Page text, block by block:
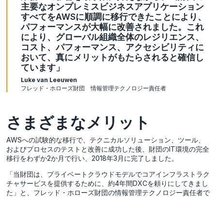
主要なオンプレミスビジネスアプリケーション
すべてをAWSに順調に移行できたことにより、
パフォーマンスが大幅に改善されました。これ
により、グローバル組織全体のレジリエンス、
コスト、パフォーマンス、アクセシビリティに
おいて、真にメリットがもたらされると確信し
ています」
Luke van Leeuwen
フレッド・ホローズ財団 情報管理テクノロジー責任者
さまざまなメリット
AWSへの試験的な移行で、テクニカルソリューション、ツール、
およびプロセスのテストと改善に成功した後、財団のIT環境の完全
移行をわずか2か月で行い、2018年3月に完了しました。
「当財団は、プライベートクラウドモデルでコアインフラストラク
チャサービスを提供するために、約4年間DXCを頼りにしてきまし
た」と、フレッド・ホローズ財団の情報管理テクノロジー責任者で